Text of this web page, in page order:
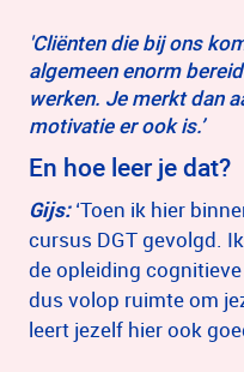
'Cliënten die bij ons
algemeen enorm
werken. Je merkt dan
motivatie er ook is.’
En hoe leer je dat?
Gijs:‘Toen ik hier
cursus DGT gevolgd.
de opleiding
dus volop ruimte om
leert jezelf hier ook